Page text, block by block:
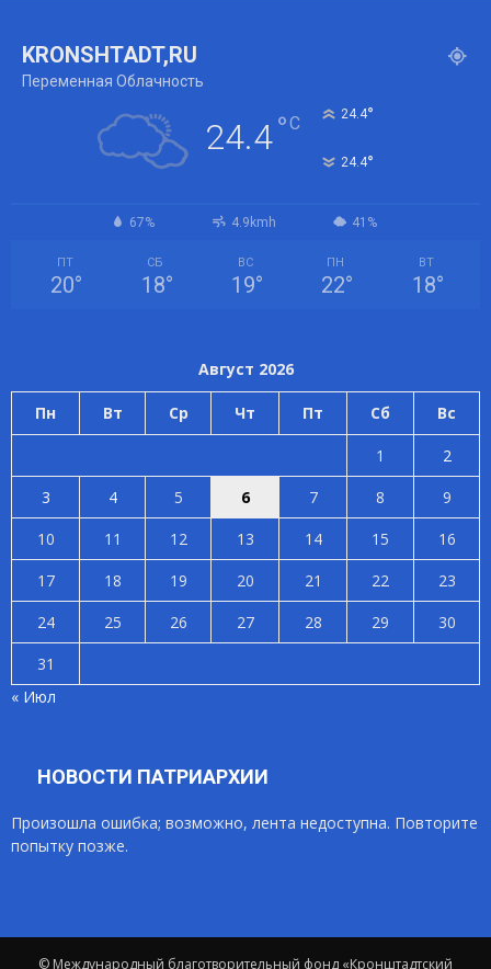
KRONSHTADT,RU
Переменная Облачность
24.4°C 24.4°
24.4°
67% 4.9kmh 41%
ПТ
20°
СБ
18°
ВС
19°
ПН
22°
ВТ
18°
Август 2026
Пн Вт Ср Чт Пт Сб Вс
1
2
3
4 5 6 7 8
9
10
11 12 13 14 15
16
17
18 19 20 21 22
23
24
25 26 27 28 29
30
31
« Июл
НОВОСТИ ПАТРИАРХИИ
Произошла ошибка; возможно, лента недоступна. Повторите
попытку позже.
© Международный благотворительный фонд «Кронштадтский